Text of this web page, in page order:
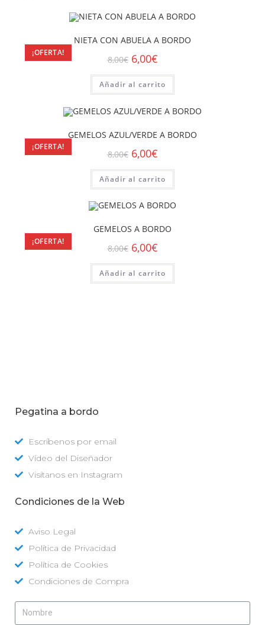
¡OFERTA!
NIETA CON ABUELA A BORDO
8,00€ 6,00€
Añadir al carrito
¡OFERTA!
GEMELOS AZUL/VERDE A BORDO
8,00€ 6,00€
Añadir al carrito
¡OFERTA!
GEMELOS A BORDO
8,00€ 6,00€
Añadir al carrito
Pegatina a bordo
Escríbenos por email
Vídeo del Diseñador
Visítanos en Instagram
Condiciones de la Web
Aviso Legal
Política de Privacidad
Política de Cookies
Condiciones de Compra